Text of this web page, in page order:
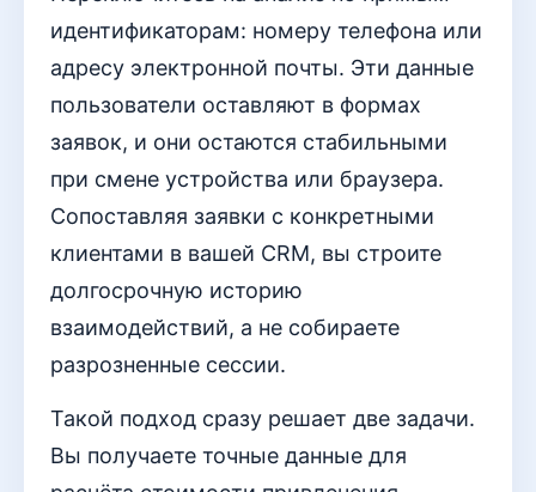
идентификаторам: номеру телефона или
адресу электронной почты. Эти данные
пользователи оставляют в формах
заявок, и они остаются стабильными
при смене устройства или браузера.
Сопоставляя заявки с конкретными
клиентами в вашей CRM, вы строите
долгосрочную историю
взаимодействий, а не собираете
разрозненные сессии.
Такой подход сразу решает две задачи.
Вы получаете точные данные для